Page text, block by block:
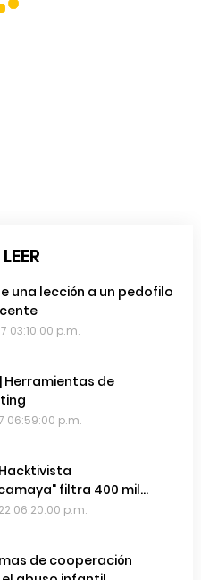
una lección a un pedofilo
03:10:00 p.m.
Herramientas de
06:59:00 p.m.
filtra 400 mil
las Fuerzas Armadas de
06:20:00 p.m.
de cooperación